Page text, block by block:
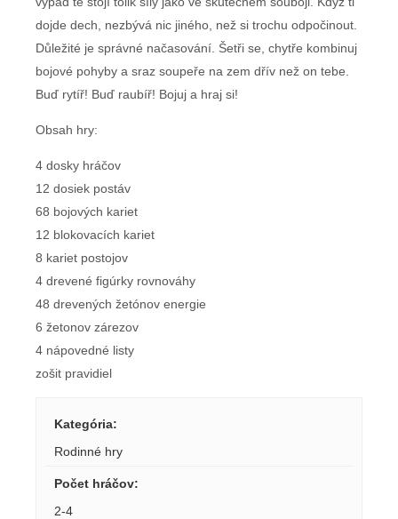
dojde dech, nezbývá nic jiného, než si trochu odpočinout.
Důležité je správné načasování. Šetři se, chytře kombinuj
bojové pohyby a sraz soupeře na zem dřív než on tebe.
Buď rytíř! Buď raubíř! Bojuj a hraj si!
Obsah hry:
4 dosky hráčov
12 dosiek postáv
68 bojových kariet
12 blokovacích kariet
8 kariet postojov
4 drevené figúrky rovnováhy
48 drevených žetónov energie
6 žetonov zárezov
4 nápovedné listy
zošit pravidiel
Kategória:
Rodinné hry
Počet hráčov:
2-4